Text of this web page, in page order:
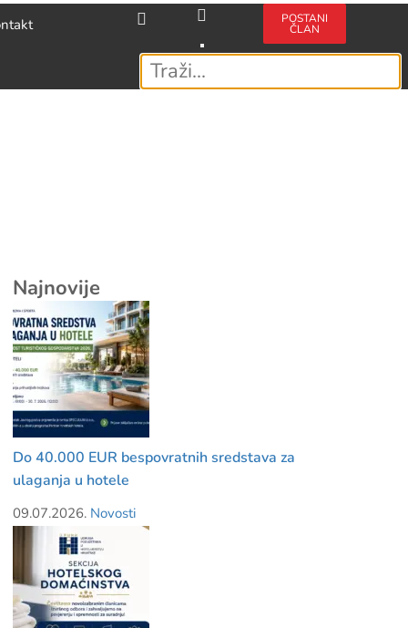
POSTANI
ČLAN
Najnovije
Do 40.000 EUR bespovratnih sredstava za
ulaganja u hotele
09.07.2026. Novosti